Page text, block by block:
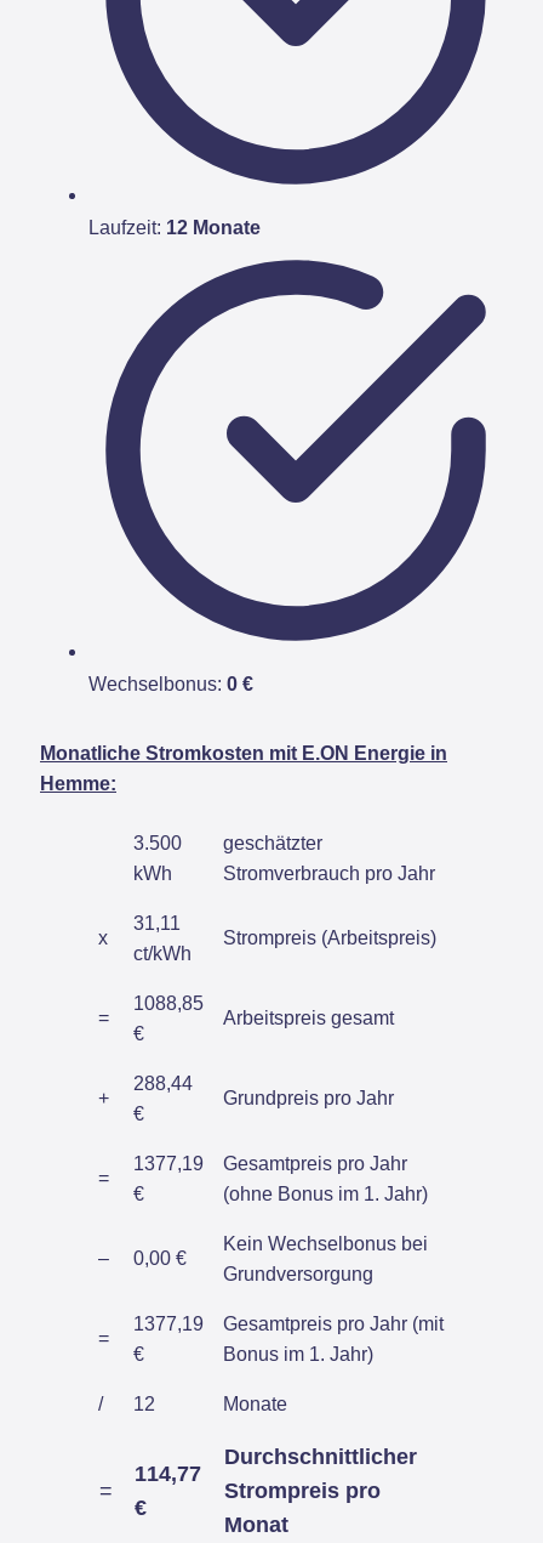
Laufzeit: 12 Monate
Wechselbonus: 0 €
Monatliche Stromkosten mit E.ON Energie in
Hemme:
3.500
kWh
geschätzter
Stromverbrauch pro Jahr
x
31,11
ct/kWh
Strompreis (Arbeitspreis)
=
1088,85
€
Arbeitspreis gesamt
+
288,44
€
Grundpreis pro Jahr
=
1377,19
€
Gesamtpreis pro Jahr
(ohne Bonus im 1. Jahr)
– 0,00 €
Kein Wechselbonus bei
Grundversorgung
=
1377,19
€
Gesamtpreis pro Jahr (mit
Bonus im 1. Jahr)
/ 12 Monate
=
114,77
€
Durchschnittlicher
Strompreis pro
Monat